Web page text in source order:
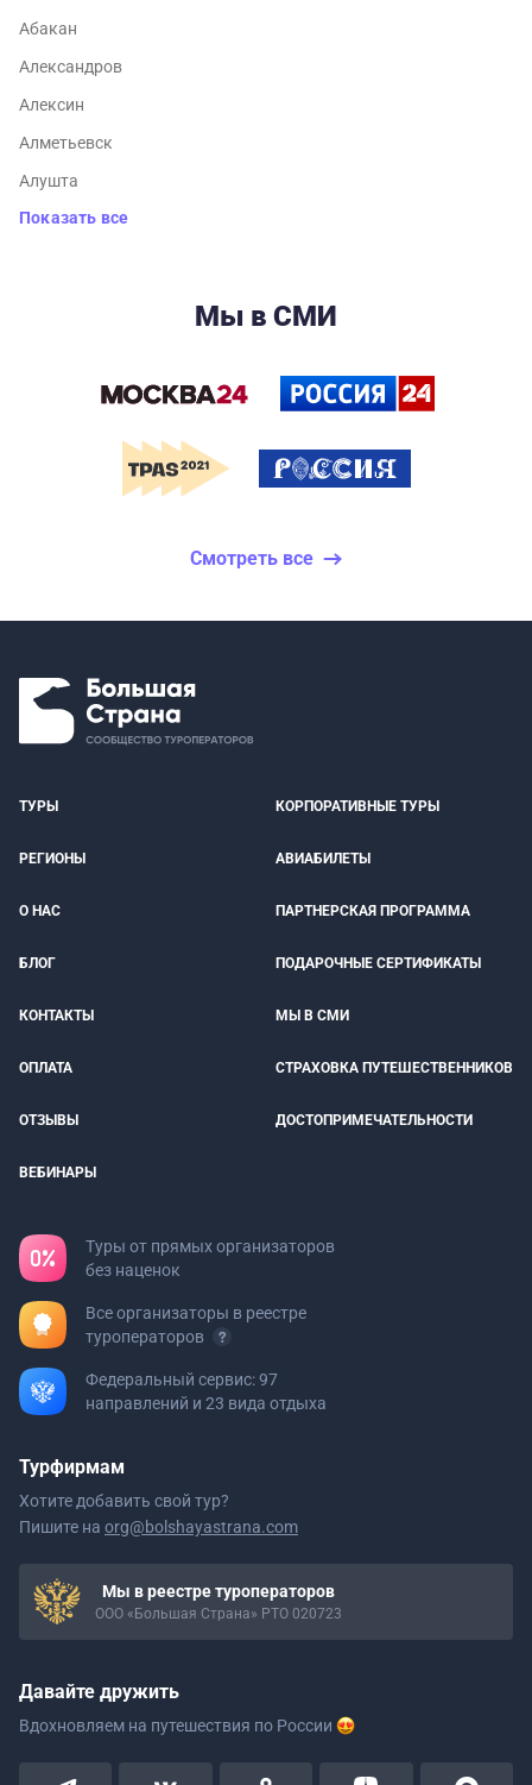
Абакан
Александров
Алексин
Алметьевск
Алушта
Показать все
Мы в СМИ
Смотреть все
ТУРЫ КОРПОРАТИВНЫЕ ТУРЫ
РЕГИОНЫ АВИАБИЛЕТЫ
О НАС ПАРТНЕРСКАЯ ПРОГРАММА
БЛОГ ПОДАРОЧНЫЕ СЕРТИФИКАТЫ
КОНТАКТЫ МЫ В СМИ
ОПЛАТА СТРАХОВКА ПУТЕШЕСТВЕННИКОВ
ОТЗЫВЫ ДОСТОПРИМЕЧАТЕЛЬНОСТИ
ВЕБИНАРЫ
Туры от прямых организаторов
без наценок
Все организаторы в реестре
туроператоров
Федеральный сервис: 97
направлений и 23 вида отдыха
Турфирмам
Хотите добавить свой тур?
Пишите на org@bolshayastrana.com
Мы в реестре туроператоров
ООО «Большая Страна» РТО 020723
Давайте дружить
Вдохновляем на путешествия по России